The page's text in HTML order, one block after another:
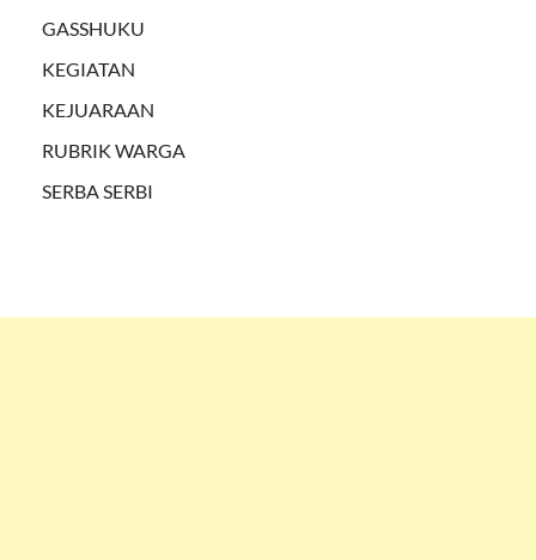
GASSHUKU
KEGIATAN
KEJUARAAN
RUBRIK WARGA
SERBA SERBI